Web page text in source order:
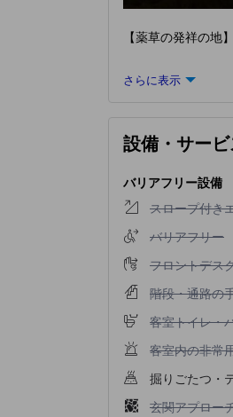
【薬草の発祥の地
さらに表示
設備・サービ
バリアフリー設備
スロープ付きエ
スロープ付き
バリアフリー不可
バリアフリー
フロントデスク
フロントデス
階段・通路の手
階段・通路の
客室トイレ・バ
客室トイレ・
客室内の非常用
客室内の非常
掘りごたつ・
玄関アプローチ
玄関アプロー